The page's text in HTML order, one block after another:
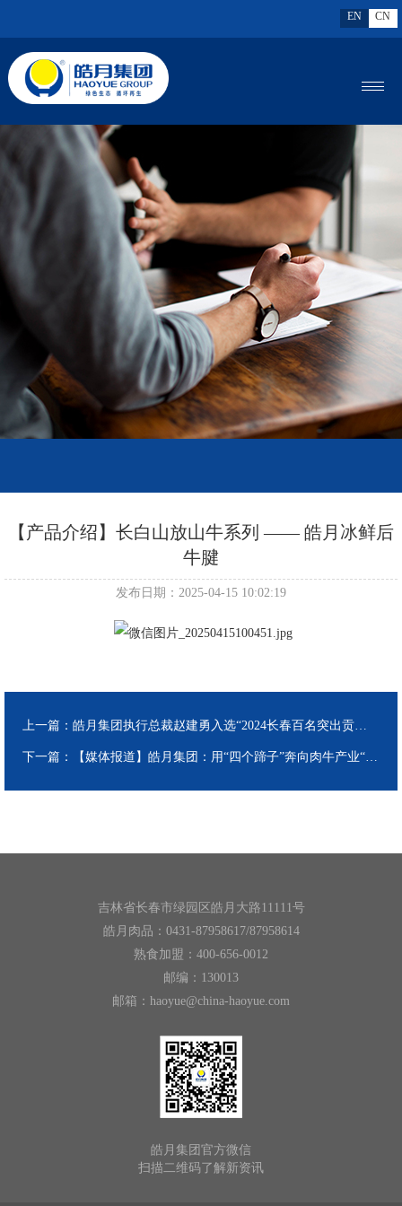
EN CN
MENU
【产品介绍】长白山放山牛系列 —— 皓月冰鲜后
牛腱
发布日期：2025-04-15 10:02:19
上一篇：皓月集团执行总裁赵建勇入选“2024长春百名突出贡献企业家”
下一篇： 【媒体报道】皓月集团：用“四个蹄子”奔向肉牛产业“千亿级”
吉林省长春市绿园区皓月大路11111号
皓月肉品：0431-87958617/87958614
熟食加盟：400-656-0012
邮编：130013
邮箱：haoyue@china-haoyue.com
皓月集团官方微信
扫描二维码了解新资讯